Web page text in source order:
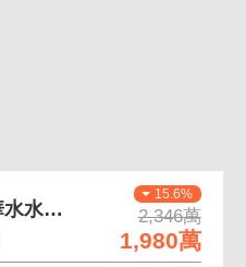
15.6%
2,346萬
1,980萬
L627中山好美好美晶華水水熱鬧悠悠美妝三房